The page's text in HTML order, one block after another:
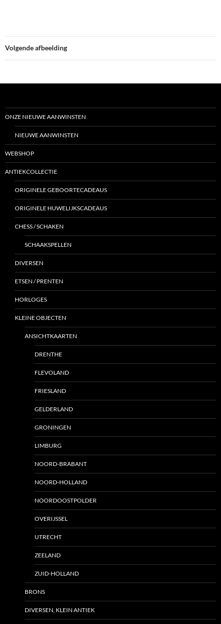
Volgende afbeelding
ONZE NIEUWE AANWINSTEN
NIEUWE AANWINSTEN
WEBSHOP
ANTIEKCOLLECTIE
ORIGINELE GEBOORTECADEAUS
ORIGINELE HUWELIJKSCADEAUS
CHESS / SCHAKEN
SCHAAKSPELLEN
DIVERSEN
ETSEN / PRENTEN
HORLOGES
KLEINE OBJECTEN
ANSICHTKAARTEN
DRENTHE
FLEVOLAND
FRIESLAND
GELDERLAND
GRONINGEN
LIMBURG
NOORD-BRABANT
NOORD-HOLLAND
NOORDOOSTPOLDER
OVERIJSSEL
UTRECHT
ZEELAND
ZUID-HOLLAND
BRONS
DIVERSEN, KLEIN ANTIEK